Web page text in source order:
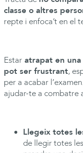
classe o altres
repte i enfoca’t en el
Estar atrapat en
pot ser frustrant,
per a acabar
ajudar-te a combatre
Llegeix totes
de llegir totes